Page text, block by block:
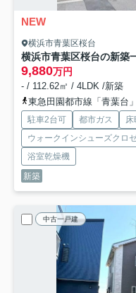
NEW
横浜市青葉区桜台
横浜市青葉区桜台の新築
9,880万円
- / 112.62㎡ / 4LDK /新築
東急田園都市線「青葉台
駐車2台可 都市ガス
床
ウォークインシューズクロ
浴室乾燥機
新築
中古一戸建